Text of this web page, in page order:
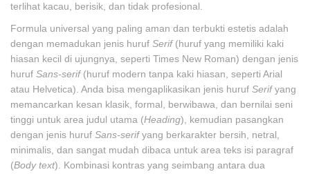
terlihat kacau, berisik, dan tidak profesional.
Formula universal yang paling aman dan terbukti estetis adalah
dengan memadukan jenis huruf Serif(huruf yang memiliki kaki
hiasan kecil di ujungnya, seperti Times New Roman) dengan jenis
huruf Sans-serif(huruf modern tanpa kaki hiasan, seperti Arial
atau Helvetica). Anda bisa mengaplikasikan jenis huruf Serifyang
memancarkan kesan klasik, formal, berwibawa, dan bernilai seni
tinggi untuk area judul utama (Heading), kemudian pasangkan
dengan jenis huruf Sans-serifyang berkarakter bersih, netral,
minimalis, dan sangat mudah dibaca untuk area teks isi paragraf
(Body text). Kombinasi kontras yang seimbang antara dua